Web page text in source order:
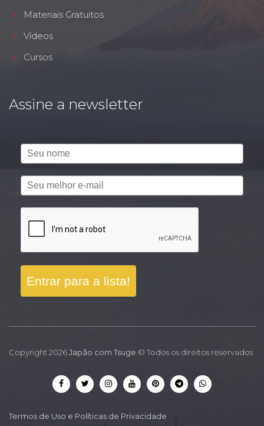
Materiais Gratuitos
Vídeos
Cursos
Assine a newsletter
Entrar para a lista!
Copyright 2026Japão com Tsuge © Todos os direitos reservados
Termos de Uso e Políticas de Privacidade